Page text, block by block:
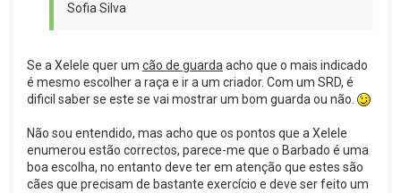
Sofia Silva
Se a Xelele quer um cão de guardaacho que o mais indicado
é mesmo escolher a raça e ir a um criador. Com um SRD, é
dificil saber se este se vai mostrar um bom guarda ou não.
Não sou entendido, mas acho que os pontos que a Xelele
enumerou estão correctos, parece-me que o Barbado é uma
boa escolha, no entanto deve ter em atenção que estes são
cães que precisam de bastante exercício e deve ser feito um